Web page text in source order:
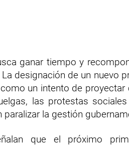
ganar tiempo y
designación de un nuevo
un intento de proyectar
las protestas
la gestión
que el próximo